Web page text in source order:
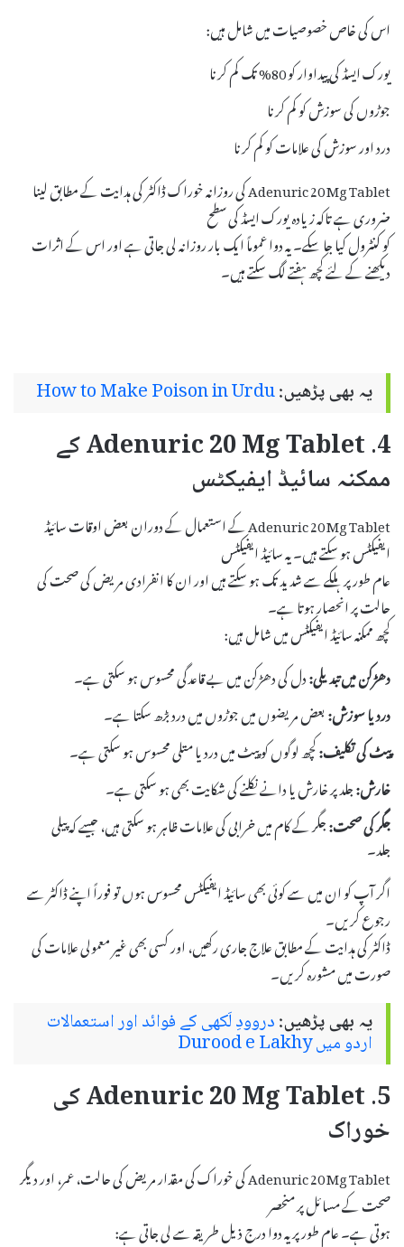
اس کی خاص خصوصیات میں شامل ہیں:
یورک ایسڈ کی پیداوار کو 80% تک کم کرنا
جوڑوں کی سوزش کو کم کرنا
درد اور سوزش کی علامات کو کم کرنا
Adenuric 20 Mg Tablet کی روزانہ خوراک ڈاکٹر کی ہدایت کے مطابق لینا
ضروری ہے تاکہ زیادہ یورک ایسڈ کی سطح
کو کنٹرول کیا جا سکے۔ یہ دوا عموماً ایک بار روزانہ لی جاتی ہے اور اس کے اثرات
دیکھنے کے لئے کچھ ہفتے لگ سکتے ہیں۔
یہ بھی پڑھیں:How to Make Poison in Urdu
4. Adenuric 20 Mg Tablet کے
ممکنہ سائیڈ ایفیکٹس
Adenuric 20 Mg Tablet کے استعمال کے دوران بعض اوقات سائیڈ
ایفیکٹس ہو سکتے ہیں۔ یہ سائیڈ ایفیکٹس
عام طور پر ہلکے سے شدید تک ہو سکتے ہیں اور ان کا انفرادی مریض کی صحت کی
حالت پر انحصار ہوتا ہے۔
کچھ ممکنہ سائیڈ ایفیکٹس میں شامل ہیں:
دھڑکن میں تبدیلی:دل کی دھڑکن میں بے قاعدگی محسوس ہو سکتی ہے۔
درد یا سوزش:بعض مریضوں میں جوڑوں میں درد بڑھ سکتا ہے۔
پیٹ کی تکلیف:کچھ لوگوں کو پیٹ میں درد یا متلی محسوس ہو سکتی ہے۔
خارش:جلد پر خارش یا دانے نکلنے کی شکایت بھی ہو سکتی ہے۔
جگر کی صحت:جگر کے کام میں خرابی کی علامات ظاہر ہو سکتی ہیں، جیسے کہ پیلی
جلد۔
اگر آپ کو ان میں سے کوئی بھی سائیڈ ایفیکٹس محسوس ہوں تو فوراً اپنے ڈاکٹر سے
رجوع کریں۔
ڈاکٹر کی ہدایت کے مطابق علاج جاری رکھیں، اور کسی بھی غیر معمولی علامات کی
صورت میں مشورہ کریں۔
یہ بھی پڑھیں:دروودِ لَکھی کے فوائد اور استعمالات
اردو میں Durood e Lakhy
5. Adenuric 20 Mg Tablet کی
خوراک
Adenuric 20 Mg Tablet کی خوراک کی مقدار مریض کی حالت، عمر، اور دیگر
صحت کے مسائل پر منحصر
ہوتی ہے۔ عام طور پر یہ دوا درج ذیل طریقہ سے لی جاتی ہے: